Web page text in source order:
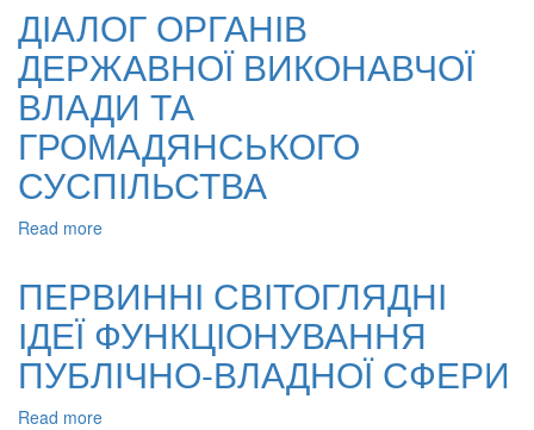
ВЛАДИ
В
УКРАЇНІ:
КАТЕГОРІАЛЬНО-
ПОНЯТТЄВИЙ
АПАРАТ
ДОСЛІДЖЕННЯ
ДІАЛОГ ОРГАНІВ
ДЕРЖАВНОЇ ВИКОНАВЧОЇ
ВЛАДИ ТА
ГРОМАДЯНСЬКОГО
СУСПІЛЬСТВА
Read more
ДЕРЖАВНОЇ
ВИКОНАВЧОЇ
ВЛАДИ
ТА
ГРОМАДЯНСЬКОГО
ПЕРВИННІ СВІТОГЛЯДНІ
ІДЕЇ ФУНКЦІОНУВАННЯ
ПУБЛІЧНО-ВЛАДНОЇ СФЕРИ
Read more